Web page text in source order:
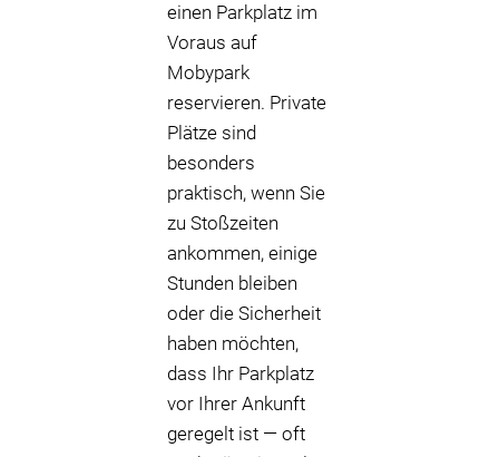
einen Parkplatz im
Voraus auf
Mobypark
reservieren. Private
Plätze sind
besonders
praktisch, wenn Sie
zu Stoßzeiten
ankommen, einige
Stunden bleiben
oder die Sicherheit
haben möchten,
dass Ihr Parkplatz
vor Ihrer Ankunft
geregelt ist — oft